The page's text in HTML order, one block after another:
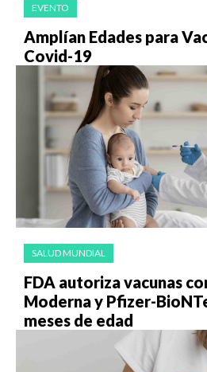
EVENTO
Amplían Edades para
Covid-19
SALUD MUNDIAL
FDA autoriza vacunas
Moderna y Pfizer-
meses de edad